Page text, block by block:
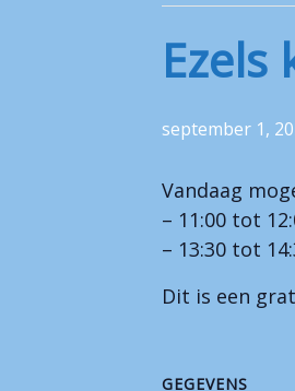
Ezels
september 1,
Vandaag
– 11:00 tot
– 13:30 tot
Dit is een
GEGEVENS